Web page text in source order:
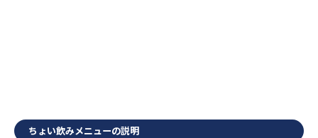
ちょい飲みメニューの説明